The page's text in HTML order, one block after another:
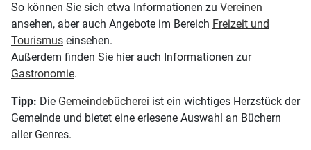
So können Sie sich etwa Informationen zu Vereinen
ansehen, aber auch Angebote im Bereich Freizeit und
Tourismus einsehen.
Außerdem finden Sie hier auch Informationen zur
Gastronomie.
Tipp: Die Gemeindebücherei ist ein wichtiges Herzstück der
Gemeinde und bietet eine erlesene Auswahl an Büchern
aller Genres.